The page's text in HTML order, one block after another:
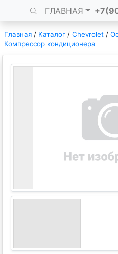
ГЛАВНАЯ
Главная / Каталог / Chevrolet /
Компрессор кондиционера